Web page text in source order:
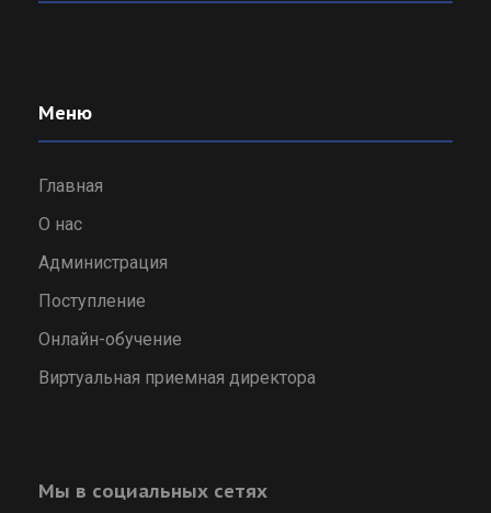
Меню
Главная
О нас
Администрация
Поступление
Онлайн-обучение
Виртуальная приемная директора
Мы в социальных сетях